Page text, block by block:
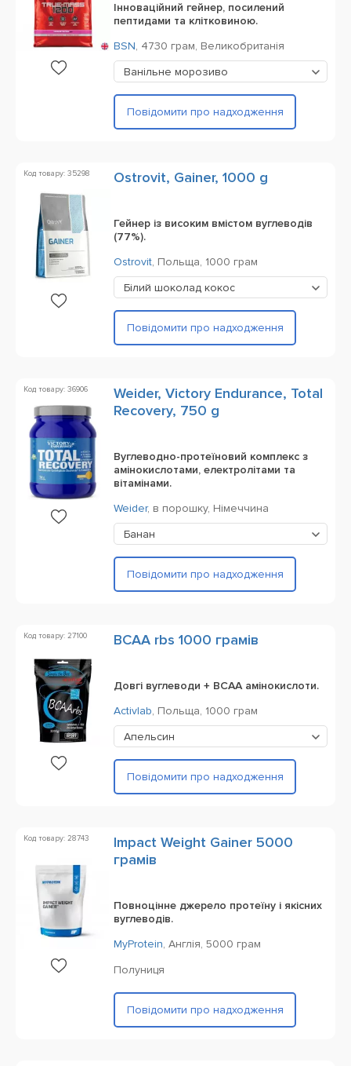
Інноваційний гейнер, посилений
пептидами та клітковиною.
BSN, 4730 грам, Великобританія
Ванільне морозиво
Повідомити про надходження
Код товару: 35298 Ostrovit, Gainer, 1000 g
Гейнер із високим вмістом вуглеводів
(77%).
Ostrovit, Польща, 1000 грам
Білий шоколад кокос
Повідомити про надходження
Код товару: 36906
Weider, Victory Endurance, Total
Recovery, 750 g
Вуглеводно-протеїновий комплекс з
амінокислотами, електролітами та
вітамінами.
Weider, в порошку, Німеччина
Банан
Повідомити про надходження
Код товару: 27100 BCAA rbs 1000 грамів
Довгі вуглеводи + BCAA амінокислоти.
Activlab, Польща, 1000 грам
Апельсин
Повідомити про надходження
Код товару: 28743
Impact Weight Gainer 5000
грамів
Повноцінне джерело протеїну і якісних
вуглеводів.
MyProtein, Англія, 5000 грам
Полуниця
Повідомити про надходження